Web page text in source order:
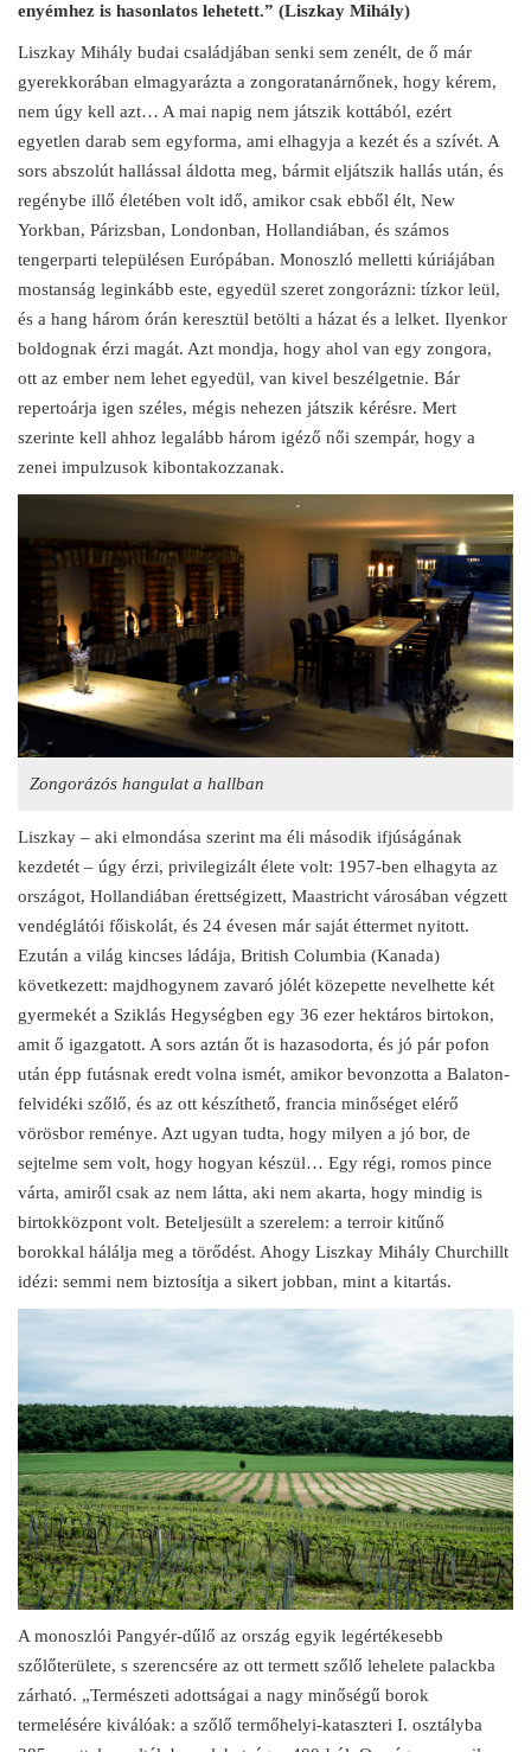
enyémhez is hasonlatos lehetett.” (Liszkay Mihály)
Liszkay Mihály budai családjában senki sem zenélt, de ő már
gyerekkorában elmagyarázta a zongoratanárnőnek, hogy kérem,
nem úgy kell azt… A mai napig nem játszik kottából, ezért
egyetlen darab sem egyforma, ami elhagyja a kezét és a szívét. A
sors abszolút hallással áldotta meg, bármit eljátszik hallás után, és
regénybe illő életében volt idő, amikor csak ebből élt, New
Yorkban, Párizsban, Londonban, Hollandiában, és számos
tengerparti településen Európában. Monoszló melletti kúriájában
mostanság leginkább este, egyedül szeret zongorázni: tízkor leül,
és a hang három órán keresztül betölti a házat és a lelket. Ilyenkor
boldognak érzi magát. Azt mondja, hogy ahol van egy zongora,
ott az ember nem lehet egyedül, van kivel beszélgetnie. Bár
repertoárja igen széles, mégis nehezen játszik kérésre. Mert
szerinte kell ahhoz legalább három igéző női szempár, hogy a
zenei impulzusok kibontakozzanak.
Zongorázós hangulat a hallban
Liszkay – aki elmondása szerint ma éli második ifjúságának
kezdetét – úgy érzi, privilegizált élete volt: 1957-ben elhagyta az
országot, Hollandiában érettségizett, Maastricht városában végzett
vendéglátói főiskolát, és 24 évesen már saját éttermet nyitott.
Ezután a világ kincses ládája, British Columbia (Kanada)
következett: majdhogynem zavaró jólét közepette nevelhette két
gyermekét a Sziklás Hegységben egy 36 ezer hektáros birtokon,
amit ő igazgatott. A sors aztán őt is hazasodorta, és jó pár pofon
után épp futásnak eredt volna ismét, amikor bevonzotta a Balaton-
felvidéki szőlő, és az ott készíthető, francia minőséget elérő
vörösbor reménye. Azt ugyan tudta, hogy milyen a jó bor, de
sejtelme sem volt, hogy hogyan készül… Egy régi, romos pince
várta, amiről csak az nem látta, aki nem akarta, hogy mindig is
birtokközpont volt. Beteljesült a szerelem: a terroir kitűnő
borokkal hálálja meg a törődést. Ahogy Liszkay Mihály Churchillt
idézi: semmi nem biztosítja a sikert jobban, mint a kitartás.
A monoszlói Pangyér-dűlő az ország egyik legértékesebb
szőlőterülete, s szerencsére az ott termett szőlő lehelete palackba
zárható. „Természeti adottságai a nagy minőségű borok
termelésére kiválóak: a szőlő termőhelyi-kataszteri I. osztályba